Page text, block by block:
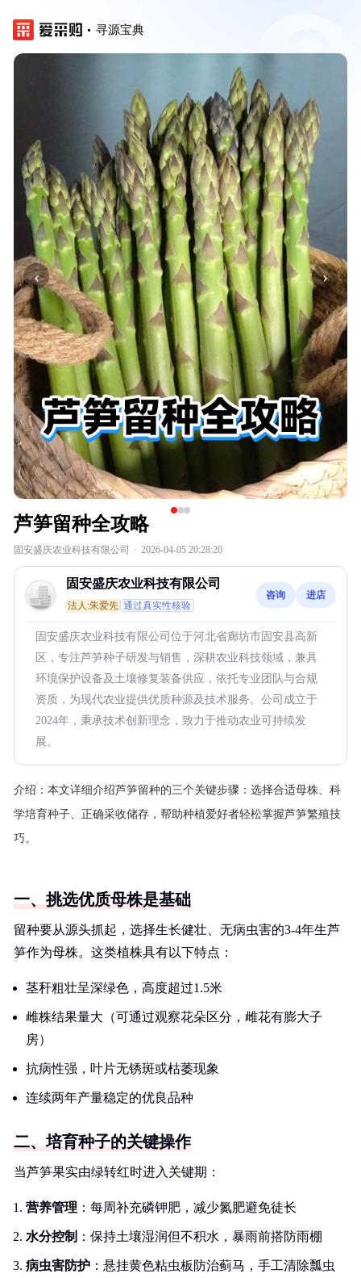
寻源宝典
‹ ›
芦笋留种全攻略
固安盛庆农业科技有限公司 · 2026-04-05 20:28:20
固安盛庆农业科技有限公司
法人:朱爱先 通过真实性核验
咨询 进店
固安盛庆农业科技有限公司位于河北省廊坊市固安县高新
区，专注芦笋种子研发与销售，深耕农业科技领域，兼具
环境保护设备及土壤修复装备供应，依托专业团队与合规
资质，为现代农业提供优质种源及技术服务。公司成立于
2024年，秉承技术创新理念，致力于推动农业可持续发
展。
介绍： 本文详细介绍芦笋留种的三个关键步骤：选择合适母株、科
学培育种子、正确采收储存，帮助种植爱好者轻松掌握芦笋繁殖技
巧。
一、挑选优质母株是基础
留种要从源头抓起，选择生长健壮、无病虫害的3-4年生芦
笋作为母株。这类植株具有以下特点：
茎秆粗壮呈深绿色，高度超过1.5米
雌株结果量大（可通过观察花朵区分，雌花有膨大子
房）
抗病性强，叶片无锈斑或枯萎现象
连续两年产量稳定的优良品种
二、培育种子的关键操作
当芦笋果实由绿转红时进入关键期：
营养管理 ：每周补充磷钾肥，减少氮肥避免徒长
水分控制 ：保持土壤湿润但不积水，暴雨前搭防雨棚
病虫害防护 ：悬挂黄色粘虫板防治蓟马，手工清除瓢虫